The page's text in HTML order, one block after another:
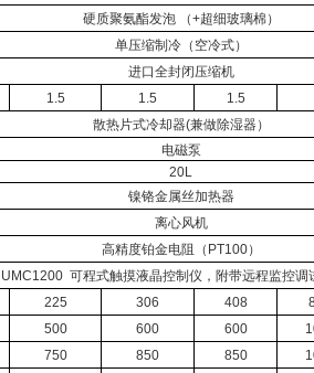
硬质聚氨酯发泡 （+超细玻璃棉）
单压缩制冷（空冷式）
进口全封闭压缩机
1.5 1.5 1.5
散热片式冷却器(兼做除湿器）
电磁泵
20L
镍铬金属丝加热器
离心风机
高精度铂金电阻（PT100）
UMC1200 可程式触摸液晶控制仪，附带远程监控调
225 306 408
500 600 600
750 850 850